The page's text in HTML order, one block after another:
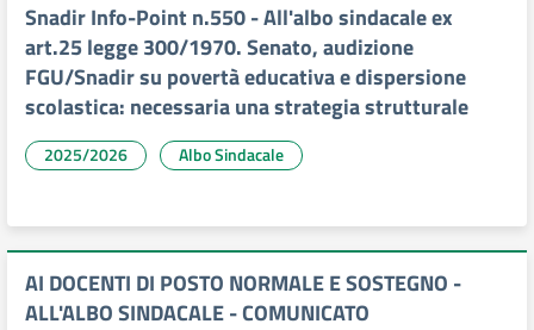
Snadir Info-Point n.550 - All'albo sindacale ex
art.25 legge 300/1970. Senato, audizione
FGU/Snadir su povertà educativa e dispersione
scolastica: necessaria una strategia strutturale
2025/2026 Albo Sindacale
AI DOCENTI DI POSTO NORMALE E SOSTEGNO -
ALL'ALBO SINDACALE - COMUNICATO